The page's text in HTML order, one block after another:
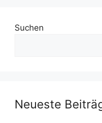
Suchen
Neueste